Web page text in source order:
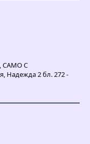
САМО С
Надежда 2 бл. 272 -